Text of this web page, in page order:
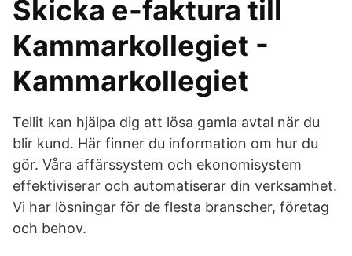
Skicka e-faktura till
Kammarkollegiet -
Kammarkollegiet
Tellit kan hjälpa dig att lösa gamla avtal när du
blir kund. Här finner du information om hur du
gör. Våra affärssystem och ekonomisystem
effektiviserar och automatiserar din verksamhet.
Vi har lösningar för de flesta branscher, företag
och behov.